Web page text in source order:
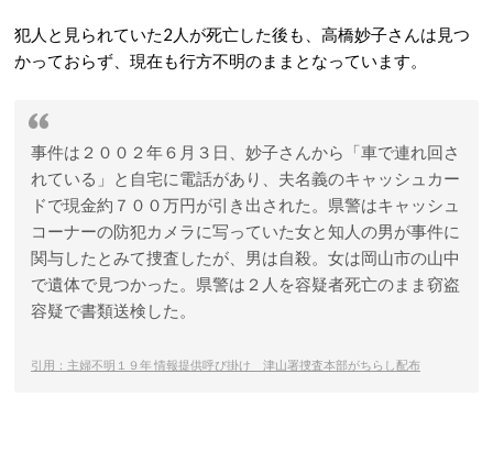
犯人と見られていた2人が死亡した後も、高橋妙子さんは見つ
かっておらず、現在も行方不明のままとなっています。
事件は２００２年６月３日、妙子さんから「車で連れ回さ
れている」と自宅に電話があり、夫名義のキャッシュカー
ドで現金約７００万円が引き出された。県警はキャッシュ
コーナーの防犯カメラに写っていた女と知人の男が事件に
関与したとみて捜査したが、男は自殺。女は岡山市の山中
で遺体で見つかった。県警は２人を容疑者死亡のまま窃盗
容疑で書類送検した。
引用：主婦不明１９年 情報提供呼び掛け 津山署捜査本部がちらし配布